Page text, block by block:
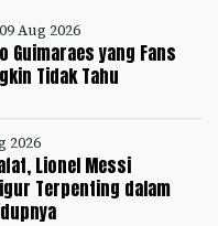
Aug 2026
Guimaraes yang Fans
Tidak Tahu
2026
Lionel Messi
Terpenting dalam